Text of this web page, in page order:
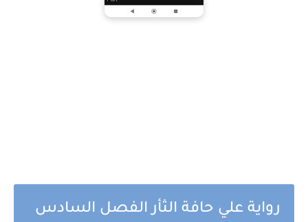
رواية علي حافة الثأر الفصل السادس